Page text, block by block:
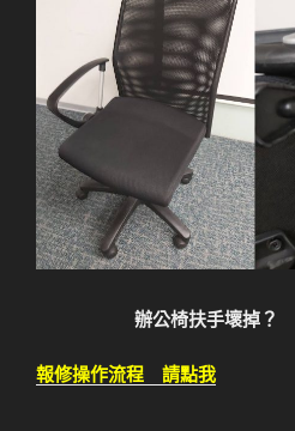
辦公椅扶手壞掉？
報修操作流程 請點我